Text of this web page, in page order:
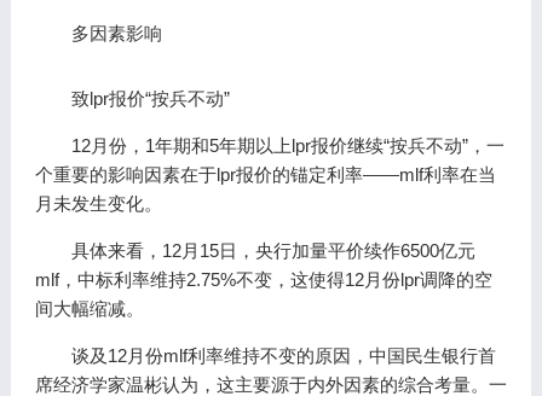
多因素影响
致lpr报价“按兵不动”
12月份，1年期和5年期以上lpr报价继续“按兵不动”，一
个重要的影响因素在于lpr报价的锚定利率——mlf利率在当
月未发生变化。
具体来看，12月15日，央行加量平价续作6500亿元
mlf，中标利率维持2.75%不变，这使得12月份lpr调降的空
间大幅缩减。
谈及12月份mlf利率维持不变的原因，中国民生银行首
席经济学家温彬认为，这主要源于内外因素的综合考量。一